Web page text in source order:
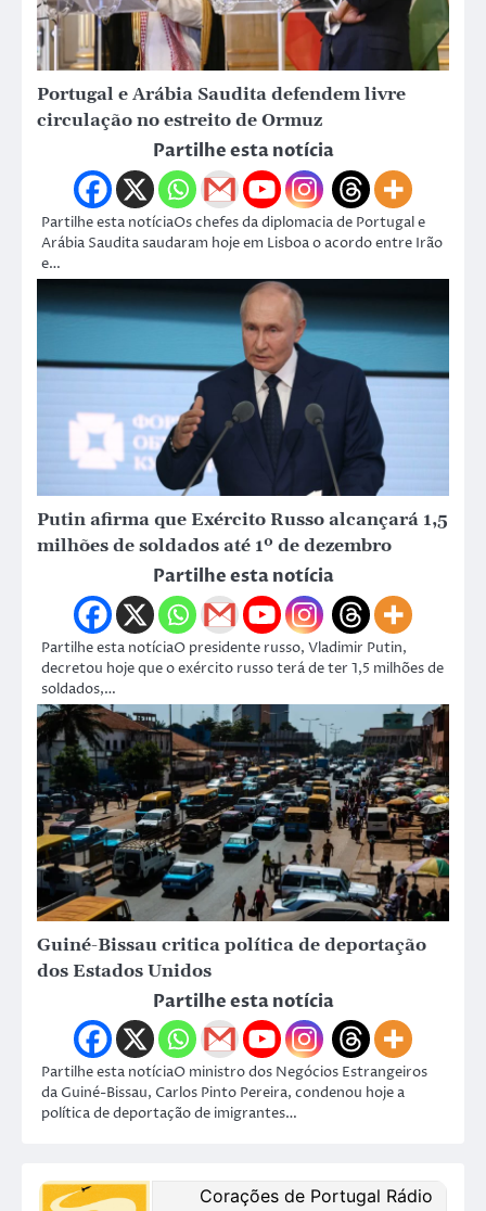
Portugal e Arábia Saudita defendem livre
circulação no estreito de Ormuz
Partilhe esta notícia
Partilhe esta notíciaOs chefes da diplomacia de Portugal e
Arábia Saudita saudaram hoje em Lisboa o acordo entre Irão
e…
Putin afirma que Exército Russo alcançará 1,5
milhões de soldados até 1º de dezembro
Partilhe esta notícia
Partilhe esta notíciaO presidente russo, Vladimir Putin,
decretou hoje que o exército russo terá de ter 1,5 milhões de
soldados,…
Guiné-Bissau critica política de deportação
dos Estados Unidos
Partilhe esta notícia
Partilhe esta notíciaO ministro dos Negócios Estrangeiros
da Guiné-Bissau, Carlos Pinto Pereira, condenou hoje a
política de deportação de imigrantes…